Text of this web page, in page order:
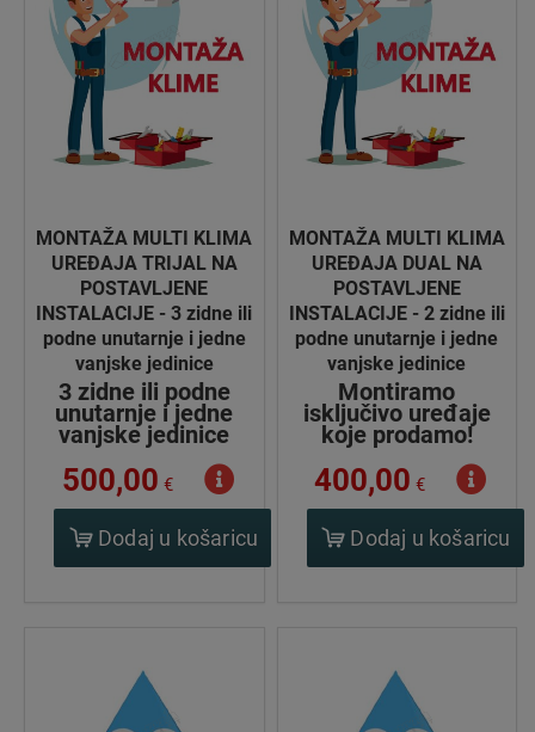
MONTAŽA MULTI KLIMA
UREĐAJA TRIJAL NA
POSTAVLJENE
INSTALACIJE - 3 zidne ili
podne unutarnje i jedne
vanjske jedinice
3 zidne ili podne
unutarnje i jedne
vanjske jedinice
500,00 €
Dodaj u košaricu
MONTAŽA MULTI KLIMA
UREĐAJA DUAL NA
POSTAVLJENE
INSTALACIJE - 2 zidne ili
podne unutarnje i jedne
vanjske jedinice
Montiramo
isključivo uređaje
koje prodamo!
400,00 €
Dodaj u košaricu